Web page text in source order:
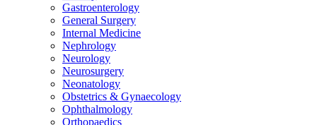
Gastroenterology
General Surgery
Internal Medicine
Nephrology
Neurology
Neurosurgery
Neonatology
Obstetrics & Gynaecology
Ophthalmology
Orthopaedics